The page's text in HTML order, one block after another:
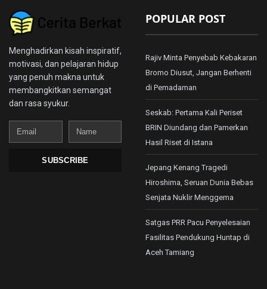
Menghadirkan kisah inspiratif,
motivasi, dan pelajaran hidup
yang penuh makna untuk
membangkitkan semangat
dan rasa syukur.
Email
Name
SUBSCRIBE
POPULAR POST
Rajiv Minta Penyebab Kebakaran
Bromo Diusut, Jangan Berhenti
di Pemadaman
Seskab: Pertama Kali Periset
BRIN Diundang dan Pamerkan
Hasil Riset di Istana
Jepang Kenang Tragedi
Hiroshima, Seruan Dunia Bebas
Senjata Nuklir Menggema
Satgas PRR Pacu Penyelesaian
Fasilitas Pendukung Huntap di
Aceh Tamiang